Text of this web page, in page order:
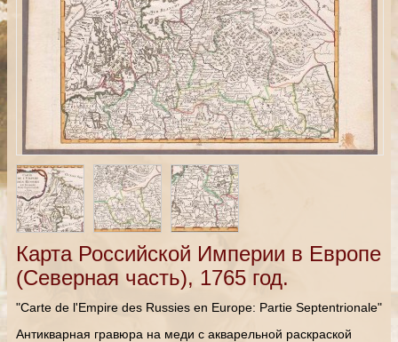
Карта Российской Империи в Европе
(Северная часть), 1765 год.
"Carte de l'Empire des Russies en Europe: Partie Septentrionale"
Антикварная гравюра на меди с акварельной раскраской